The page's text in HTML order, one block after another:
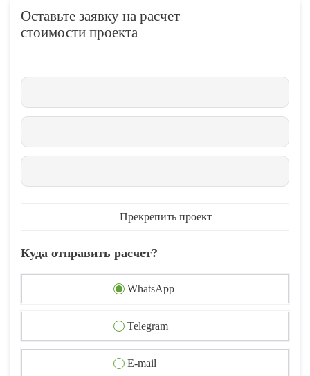
Оставьте заявку на расчет
стоимости проекта
Прекрепить проект
Куда отправить расчет?
WhatsApp
Telegram
E-mail